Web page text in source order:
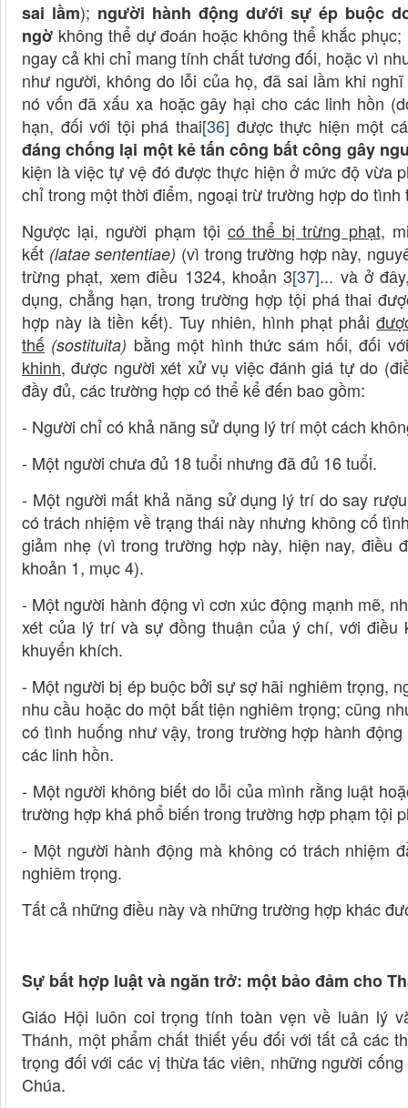
sai lầm); người hành động dưới sự ép buộc
ngờ không thể dự đoán hoặc không thể khắc phục;
ngay cả khi chỉ mang tính chất tương đối, hoặc vì
như người, không do lỗi của họ, đã sai lầm khi
nó vốn đã xấu xa hoặc gây hại cho các linh hồn
hạn, đối với tội phá thai[36] được thực hiện một
đáng chống lại một kẻ tấn công bất công gây
kiện là việc tự vệ đó được thực hiện ở mức độ vừa
chỉ trong một thời điểm, ngoại trừ trường hợp do
Ngược lại, người phạm tội có thể bị trừng phạt,
kết (latae sententiae) (vì trong trường hợp này,
trừng phạt, xem điều 1324, khoản 3[37]... và ở
dụng, chẳng hạn, trong trường hợp tội phá thai
hợp này là tiền kết). Tuy nhiên, hình phạt phải
thế (sostituita) bằng một hình thức sám hối, đối
khinh, được người xét xử vụ việc đánh giá tự do
đầy đủ, các trường hợp có thể kể đến bao gồm:
- Người chỉ có khả năng sử dụng lý trí một cách
- Một người chưa đủ 18 tuổi nhưng đã đủ 16 tuổi.
- Một người mất khả năng sử dụng lý trí do say
có trách nhiệm về trạng thái này nhưng không cố
giảm nhẹ (vì trong trường hợp này, hiện nay, điều
khoản 1, mục 4).
- Một người hành động vì cơn xúc động mạnh mẽ,
xét của lý trí và sự đồng thuận của ý chí, với
khuyến khích.
- Một người bị ép buộc bởi sự sợ hãi nghiêm trọng,
nhu cầu hoặc do một bất tiện nghiêm trọng; cũng
có tình huống như vậy, trong trường hợp hành
các linh hồn.
- Một người không biết do lỗi của mình rằng luật
trường hợp khá phổ biến trong trường hợp phạm tội
- Một người hành động mà không có trách nhiệm
nghiêm trọng.
Tất cả những điều này và những trường hợp khác
Sự bất hợp luật và ngăn trở: một bảo đảm cho
Giáo Hội luôn coi trọng tính toàn vẹn về luân lý
Thánh, một phẩm chất thiết yếu đối với tất cả các
trọng đối với các vị thừa tác viên, những người
Chúa.